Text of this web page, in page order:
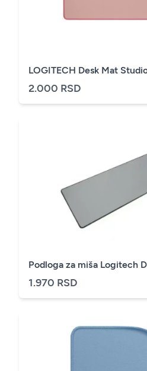
LOGITECH Desk Mat
2.000 RSD
Podloga za miša Logitech
1.970 RSD